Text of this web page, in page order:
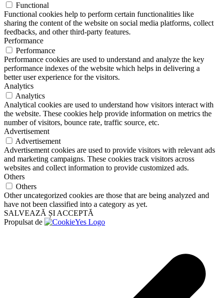
Functional
Functional cookies help to perform certain functionalities like
sharing the content of the website on social media platforms, collect
feedbacks, and other third-party features.
Performance
Performance
Performance cookies are used to understand and analyze the key
performance indexes of the website which helps in delivering a
better user experience for the visitors.
Analytics
Analytics
Analytical cookies are used to understand how visitors interact with
the website. These cookies help provide information on metrics the
number of visitors, bounce rate, traffic source, etc.
Advertisement
Advertisement
Advertisement cookies are used to provide visitors with relevant ads
and marketing campaigns. These cookies track visitors across
websites and collect information to provide customized ads.
Others
Others
Other uncategorized cookies are those that are being analyzed and
have not been classified into a category as yet.
SALVEAZĂ ȘI ACCEPTĂ
Propulsat de